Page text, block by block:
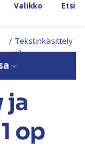
Valikko Etsi
/ Tekstinkäsittely
ja
esitysgrafiikka,
ja
op